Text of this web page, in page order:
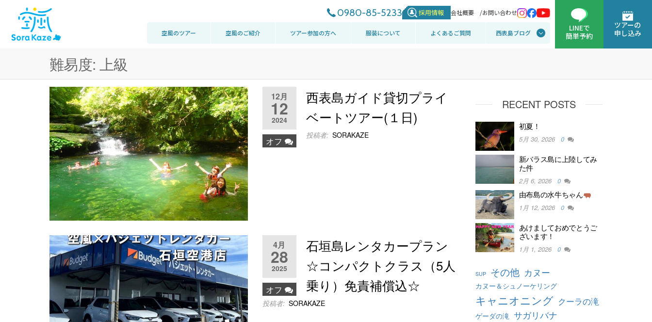
0980-85-5233 採用情報 会社概要 /お問い合わせ
空風のツアー 空風のご紹介 ツアー参加の方へ 服装について よくあるご質問 西表島ブログ
ツアーの
申し込み
LINEで
簡単予約
難易度: 上級
12月
12
2024
オフ
西表島ガイド貸切プライ
ベートツアー(１日)
投稿者: SORAKAZE
4月
28
2025
オフ
石垣島レンタカープラン
☆コンパクトクラス（5人
乗り）免責補償込☆
投稿者: SORAKAZE
RECENT POSTS
初夏！
5月 30, 2026 0
新バラス島に上陸してみ
た件
2月 6, 2026 0
由布島の水牛ちゃん
1月 12, 2026 0
あけましておめでとうご
ざいます！
1月 1, 2026 0
SUP その他 カヌー
カヌー＆シュノーケリング
キャニオニング クーラの滝
ゲーダの滝 サガリバナ